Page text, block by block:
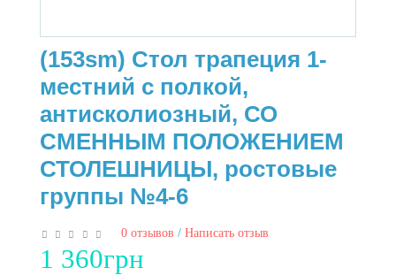
(153sm) Стол трапеция 1-
местний с полкой,
антисколиозный, СО
СМЕННЫМ ПОЛОЖЕНИЕМ
СТОЛЕШНИЦЫ, ростовые
группы №4-6
0 отзывов / Написать отзыв
1 360грн